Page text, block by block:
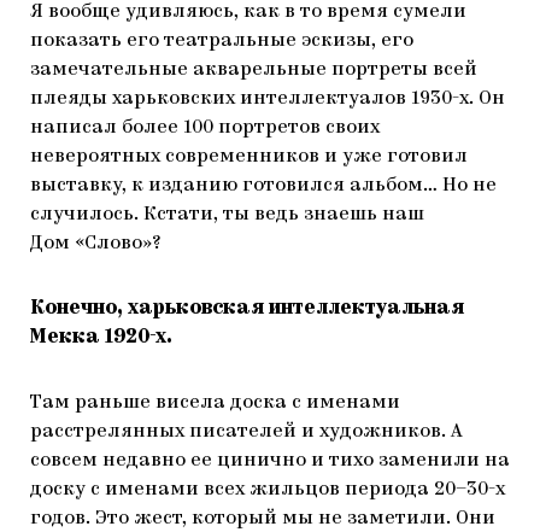
Я вообще удивляюсь, как в то время сумели
показать его театральные эскизы, его
замечательные акварельные портреты всей
плеяды харьковских интеллектуалов 1930-х. Он
написал более 100 портретов своих
невероятных современников и уже готовил
выставку, к изданию готовился альбом… Но не
случилось. Кстати, ты ведь знаешь наш
Дом «Слово»?
Конечно, харьковская интеллектуальная
Мекка 1920-х.
Там раньше висела доска с именами
расстрелянных писателей и художников. А
совсем недавно ее цинично и тихо заменили на
доску с именами всех жильцов периода 20–30-х
годов. Это жест, который мы не заметили. Они